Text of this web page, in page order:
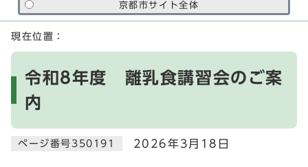
京都市サイト全体
ここから本文です
現在位置：
令和8年度 離乳食講習会のご案
内
ページ番号350191 2026年3月18日